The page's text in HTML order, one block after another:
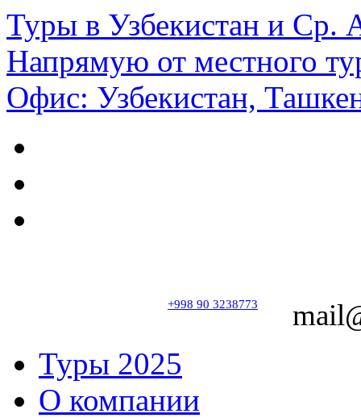
Туры в Узбекистан и Ср.
Напрямую от местного
Офис: Узбекистан,
+998 90 3238773
Туры 2025
О компании